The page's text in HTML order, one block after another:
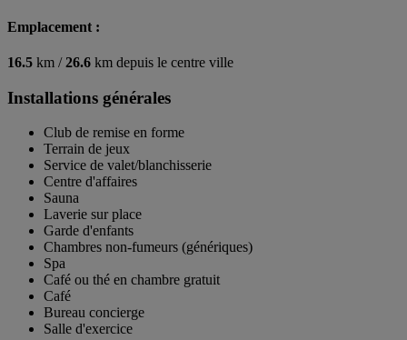
Emplacement :
16.5 km /26.6 km depuis le centre ville
Installations générales
Club de remise en forme
Terrain de jeux
Service de valet/blanchisserie
Centre d'affaires
Sauna
Laverie sur place
Garde d'enfants
Chambres non-fumeurs (génériques)
Spa
Café ou thé en chambre gratuit
Café
Bureau concierge
Salle d'exercice